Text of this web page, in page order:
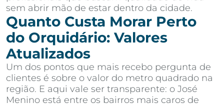
sem abrir mão de estar dentro da cidade.
Quanto Custa Morar Perto
do Orquidário: Valores
Atualizados
Um dos pontos que mais recebo pergunta de
clientes é sobre o valor do metro quadrado na
região. E aqui vale ser transparente: o José
Menino está entre os bairros mais caros de